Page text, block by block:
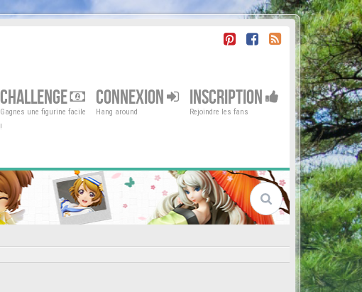
CHALLENGE
Gagnes une figurine facile
!
CONNEXION
Hang around
INSCRIPTION
Rejoindre les fans